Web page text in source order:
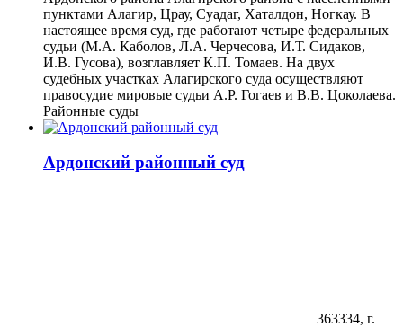
пунктами Алагир, Црау, Суадаг, Хаталдон, Ногкау. В
настоящее время суд, где работают четыре федеральных
судьи (М.А. Каболов, Л.А. Черчесова, И.Т. Сидаков,
И.В. Гусова), возглавляет К.П. Томаев. На двух
судебных участках Алагирского суда осуществляют
правосудие мировые судьи А.Р. Гогаев и В.В. Цоколаева.
Районные суды
Ардонский районный суд
363334, г.